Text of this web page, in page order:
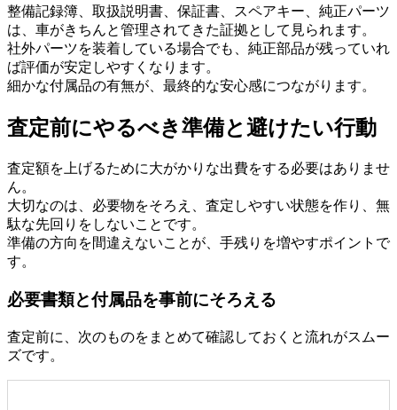
整備記録簿、取扱説明書、保証書、スペアキー、純正パーツ
は、車がきちんと管理されてきた証拠として見られます。
社外パーツを装着している場合でも、純正部品が残っていれ
ば評価が安定しやすくなります。
細かな付属品の有無が、最終的な安心感につながります。
査定前にやるべき準備と避けたい行動
査定額を上げるために大がかりな出費をする必要はありませ
ん。
大切なのは、必要物をそろえ、査定しやすい状態を作り、無
駄な先回りをしないことです。
準備の方向を間違えないことが、手残りを増やすポイントで
す。
必要書類と付属品を事前にそろえる
査定前に、次のものをまとめて確認しておくと流れがスムー
ズです。